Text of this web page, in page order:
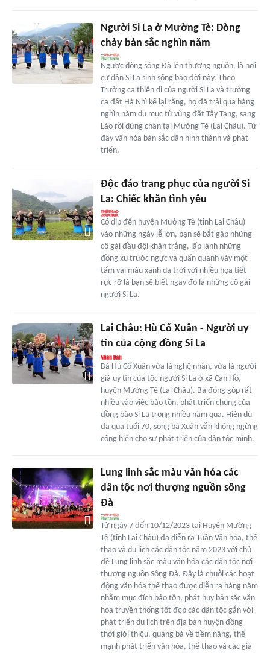
Người Si La ở Mường Tè: Dòng
chảy bản sắc nghìn năm
Ngược dòng sông Đà lên thượng nguồn, là nơi
cư dân Si La sinh sống bao đời này. Theo
Trường ca thiên di của người Si La và trường
ca đất Hà Nhì kể lại rằng, họ đã trải qua hàng
nghìn năm du mục từ vùng đất Tây Tạng, sang
Lào rồi dừng chân tại Mường Tè (Lai Châu). Từ
đây văn hóa bản sắc dần hình thành và phát
triển.
Độc đáo trang phục của người Si
La: Chiếc khăn tình yêu
Có dịp đến huyện Mường Tè (tỉnh Lai Châu)
vào những ngày lễ lớn, bạn sẽ bắt gặp những
cô gái đầu đội khăn trắng, lấp lánh những
đồng xu trước ngực và quấn quanh váy một
tấm vải màu xanh da trời với nhiều họa tiết
rực rỡ là bạn sẽ biết ngay đó là những cô gái
người Si La.
Lai Châu: Hù Cố Xuân - Người uy
tín của cộng đồng Si La
Bà Hù Cố Xuân vừa là nghệ nhân, vừa là người
già uy tín của tộc người Si La ở xã Can Hồ,
huyện Mường Tè (Lai Châu). Bà đóng góp rất
nhiều vào việc bảo tồn, phát triển chung của
đồng bào Si La trong nhiều năm qua. Hiện dù
đã qua tuổi 70, song bà Xuân vẫn không ngừng
cống hiến cho sự phát triển của dân tộc mình.
Lung linh sắc màu văn hóa các
dân tộc nơi thượng nguồn sông
Đà
Từ ngày 7 đến 10/12/2023 tại Huyện Mường
Tè (tỉnh Lai Châu) đã diễn ra Tuần Văn hóa, thể
thao và du lịch các dân tộc năm 2023 với chủ
đề Lung linh sắc màu văn hóa các dân tộc nơi
thượng nguồn Sông Đà. Đây là chuỗi các hoạt
động văn hóa thể thao được diễn ra hàng năm
nhằm mục đích bảo tồn, phát huy bản sắc văn
hóa truyền thống tốt đẹp các dân tộc gắn với
phát triển du lịch trên địa bàn huyện đồng
thời giới thiệu, quảng bá về tiềm năng, thế
mạnh phát triển văn hóa, thể thao và các giá